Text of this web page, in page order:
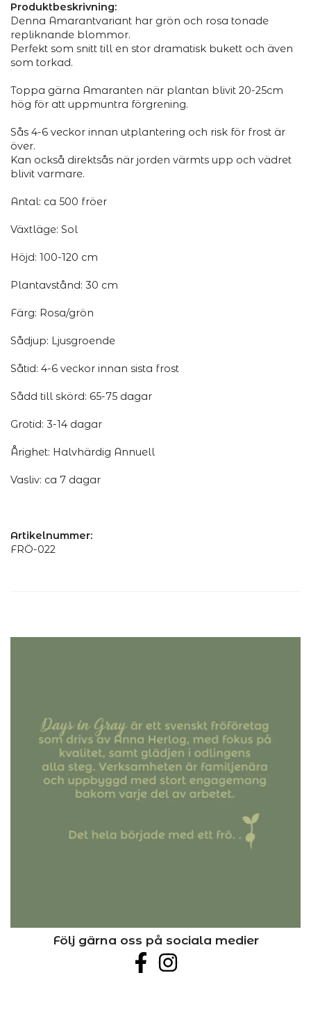
Produktbeskrivning:
Denna Amarantvariant har grön och rosa tonade
repliknande blommor.
Perfekt som snitt till en stor dramatisk bukett och även
som torkad.
Toppa gärna Amaranten när plantan blivit 20-25cm
hög för att uppmuntra förgrening.
Sås 4-6 veckor innan utplantering och risk för frost är
över.
Kan också direktsås när jorden värmts upp och vädret
blivit varmare.
Antal: ca 500 fröer
Växtläge: Sol
Höjd: 100-120 cm
Plantavstånd: 30 cm
Färg: Rosa/grön
Sådjup: Ljusgroende
Såtid: 4-6 veckor innan sista frost
Sådd till skörd: 65-75 dagar
Grotid: 3-14 dagar
Årighet: Halvhärdig Annuell
Vasliv: ca 7 dagar
Artikelnummer:
FRÖ-022
Följ gärna oss på sociala medier